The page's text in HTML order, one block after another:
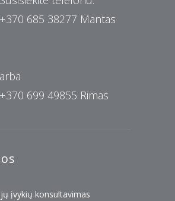
+370 685 38277 Mantas
arba
+370 699 49855 Rimas
įvykių konsultavimas